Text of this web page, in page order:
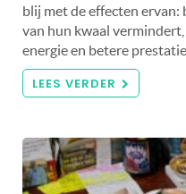
blij met de effecten ervan:
van hun kwaal
energie en betere
LEES VERDER